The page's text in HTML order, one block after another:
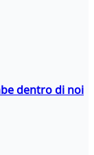
dentro di noi